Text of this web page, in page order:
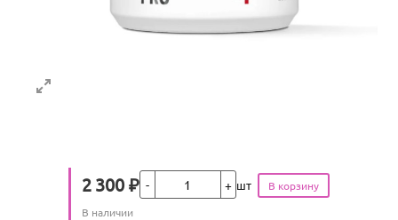
Цена
2 300 ₽Кол-во шт
Количество
В наличии